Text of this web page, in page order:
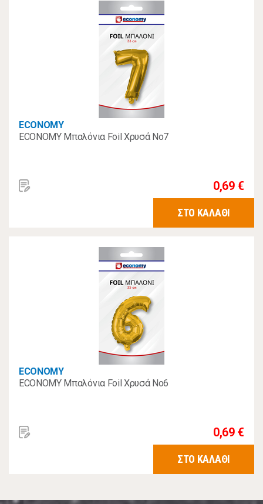
ECONOMY
ECONOMY Μπαλόνια Foil Χρυσά Νο7
0,69 €
ΣΤΟ ΚΑΛΑΘΙ
ECONOMY
ECONOMY Μπαλόνια Foil Χρυσά No6
0,69 €
ΣΤΟ ΚΑΛΑΘΙ